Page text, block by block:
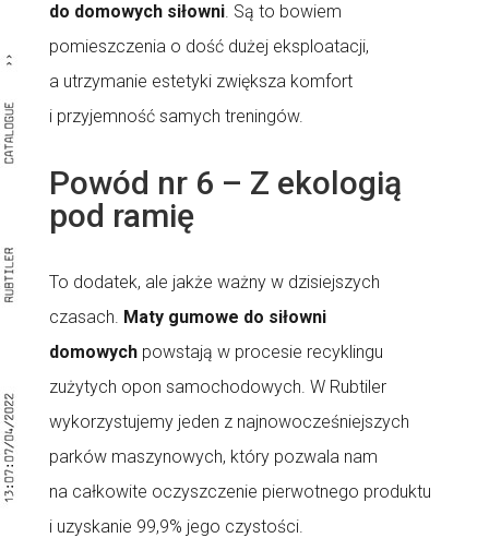
do domowych siłowni. Są to bowiem
pomieszczenia o dość dużej eksploatacji,
a utrzymanie estetyki zwiększa komfort
i przyjemność samych treningów.
Powód nr 6 – Z ekologią
pod ramię
To dodatek, ale jakże ważny w dzisiejszych
czasach. Maty gumowe do siłowni
domowych powstają w procesie recyklingu
zużytych opon samochodowych. W Rubtiler
wykorzystujemy jeden z najnowocześniejszych
parków maszynowych, który pozwala nam
na całkowite oczyszczenie pierwotnego produktu
i uzyskanie 99,9% jego czystości.